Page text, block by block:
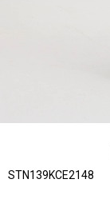
STN139KCE2148